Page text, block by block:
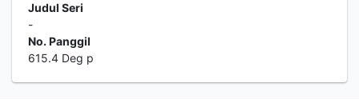
Judul Seri
-
No. Panggil
615.4 Deg p